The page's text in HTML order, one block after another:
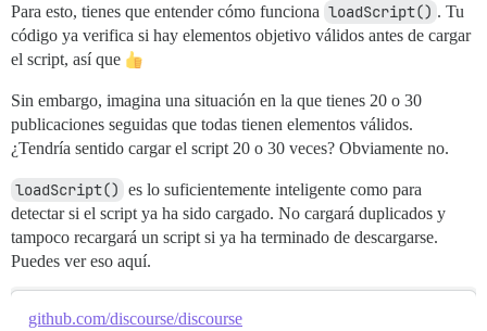
Para esto, tienes que entender cómo funciona loadScript() . Tu
código ya verifica si hay elementos objetivo válidos antes de cargar
el script, así que
Sin embargo, imagina una situación en la que tienes 20 o 30
publicaciones seguidas que todas tienen elementos válidos.
¿Tendría sentido cargar el script 20 o 30 veces? Obviamente no.
loadScript() es lo suficientemente inteligente como para
detectar si el script ya ha sido cargado. No cargará duplicados y
tampoco recargará un script si ya ha terminado de descargarse.
Puedes ver eso aquí.
github.com/discourse/discourse